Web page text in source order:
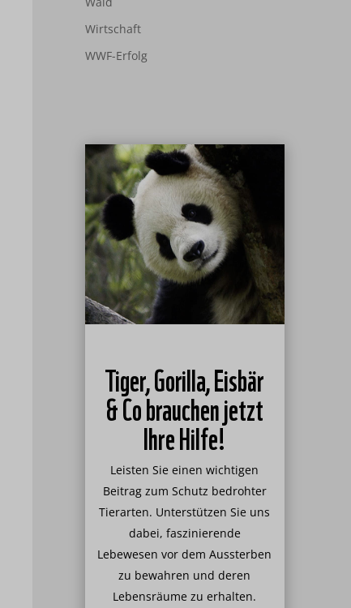
Wirtschaft
WWF-Erfolg
Tiger, Gorilla, Eisbär
& Co brauchen jetzt
Ihre Hilfe!
Leisten Sie einen wichtigen
Beitrag zum Schutz bedrohter
Tierarten. Unterstützen Sie uns
dabei, faszinierende
Lebewesen vor dem Aussterben
zu bewahren und deren
Lebensräume zu erhalten.